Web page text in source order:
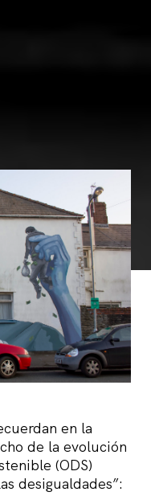
en la
de la evolución
(ODS)
desigualdades”: